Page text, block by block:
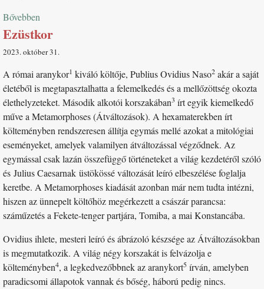
Bővebben
Ezüstkor
2023. október 31
A római aranykor1 kiváló költője, Publius Ovidius Naso2 akár a saját
életéből is megtapasztalhatta a felemelkedés és a mellőzöttség okozta
élethelyzeteket. Második alkotói korszakában3 írt egyik kiemelkedő
műve a Metamorphoses (Átváltozások). A hexamaterekben írt
költeményben rendszeresen állítja egymás mellé azokat a mitológiai
eseményeket, amelyek valamilyen átváltozással végződnek. Az
egymással csak lazán összefüggő történeteket a világ kezdetéről szóló
és Julius Caesarnak üstökössé változását leíró elbeszélése foglalja
keretbe. A Metamorphoses kiadását azonban már nem tudta intézni,
hiszen az ünnepelt költőhöz megérkezett a császár parancsa:
száműzetés a Fekete-tenger partjára, Tomiba, a mai Konstancába.
Ovidius ihlete, mesteri leíró és ábrázoló készsége az Átváltozásokban
is megmutatkozik. A világ négy korszakát is felvázolja e
költeményben4, a legkedvezőbbnek az aranykort5 írván, amelyben
paradicsomi állapotok vannak és bőség, háború pedig nincs.